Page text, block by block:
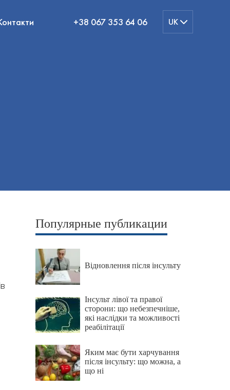
+38 067 353 64 06 UK
Популярные публикации
Відновлення після інсульту
Інсульт лівої та правої
сторони: що небезпечніше,
які наслідки та можливості
реабілітації
Яким має бути харчування
після інсульту: що можна, а
що ні